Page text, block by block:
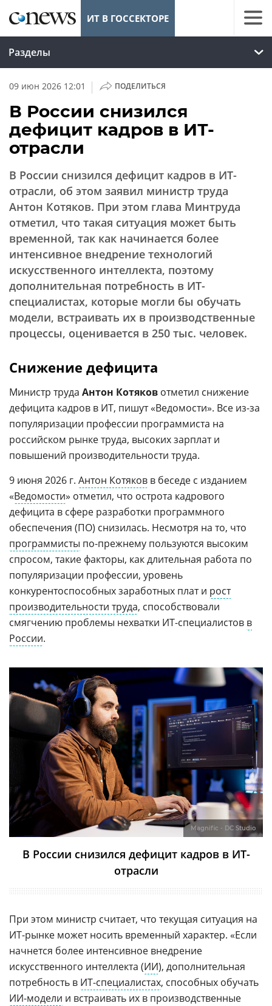
ИТ В ГОССЕКТОРЕ
Разделы
09 июн 2026 12:01 | ПОДЕЛИТЬСЯ
В России снизился
дефицит кадров в ИТ-
отрасли
В России снизился дефицит кадров в ИТ-
отрасли, об этом заявил министр труда
Антон Котяков. При этом глава Минтруда
отметил, что такая ситуация может быть
временной, так как начинается более
интенсивное внедрение технологий
искусственного интеллекта, поэтому
дополнительная потребность в ИТ-
специалистах, которые могли бы обучать
модели, встраивать их в производственные
процессы, оценивается в 250 тыс. человек.
Снижение дефицита
Министр труда Антон Котяков отметил снижение
дефицита кадров в ИТ, пишут «Ведомости». Все из-за
популяризации профессии программиста на
российском рынке труда, высоких зарплат и
повышений производительности труда.
9 июня 2026 г. Антон Котяков в беседе с изданием
«Ведомости» отметил, что острота кадрового
дефицита в сфере разработки программного
обеспечения (ПО) снизилась. Несмотря на то, что
программисты по-прежнему пользуются высоким
спросом, такие факторы, как длительная работа по
популяризации профессии, уровень
конкурентоспособных заработных плат и рост
производительности труда, способствовали
смягчению проблемы нехватки ИТ-специалистов в
России.
Magnific - DC Studio
В России снизился дефицит кадров в ИТ-
отрасли
При этом министр считает, что текущая ситуация на
ИТ-рынке может носить временный характер. «Если
начнется более интенсивное внедрение
искусственного интеллекта (ИИ), дополнительная
потребность в ИТ-специалистах, способных обучать
ИИ-модели и встраивать их в производственные